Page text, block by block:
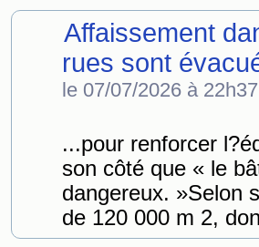
Affaissement
rues sont
le 07/07/2026 à 22h37
...pour renforcer
son côté que « le
dangereux. »Selon
de 120 000 m 2,